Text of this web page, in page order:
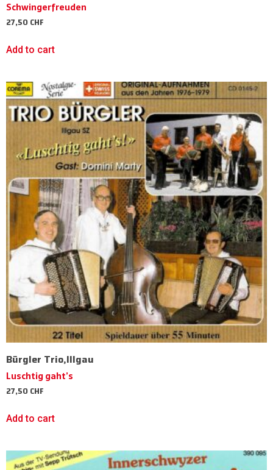
Schwingerfreuden
27,50CHF
Add to cart
Bürgler Trio,Illgau
Luschtig gaht’s
27,50CHF
Add to cart